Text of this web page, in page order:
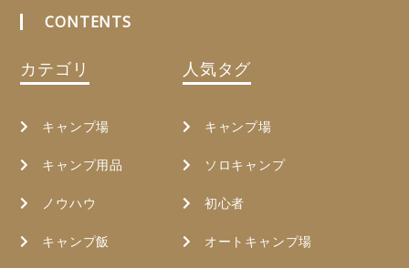
CONTENTS
カテゴリ
キャンプ場
キャンプ用品
ノウハウ
キャンプ飯
人気タグ
キャンプ場
ソロキャンプ
初心者
オートキャンプ場